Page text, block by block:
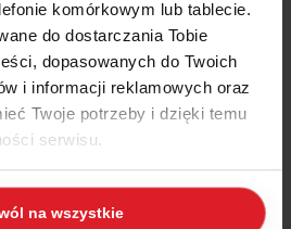
komórkowym lub tablecie.
do dostarczania Tobie
dopasowanych do Twoich
i informacji reklamowych oraz
Twoje potrzeby i dzięki temu
serwisu.
do prawidłowego działania
Jeżeli nie wyrażasz
na wszystkie
oprogramowanie Wapro ERP by
Fakir, Wapro Best), które okazało
dla Gminnej Spółdzielni „SCh” w
płynnie przejść na nowe,
oprogramowanie, które
związane z zarządzaniem danymi.